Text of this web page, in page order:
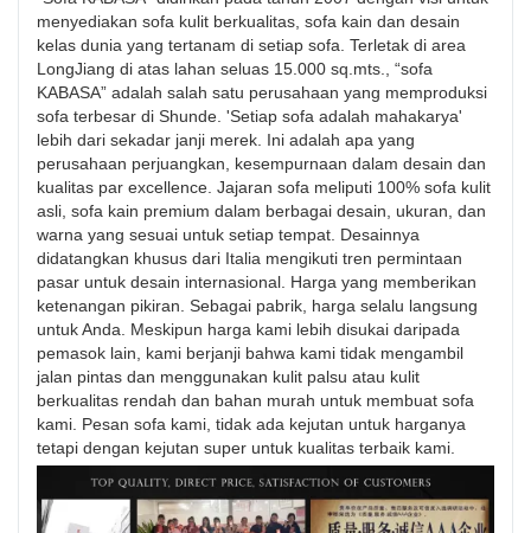
menyediakan sofa kulit berkualitas, sofa kain dan desain
kelas dunia yang tertanam di setiap sofa. Terletak di area
LongJiang di atas lahan seluas 15.000 sq.mts., “sofa
KABASA” adalah salah satu perusahaan yang memproduksi
sofa terbesar di Shunde. 'Setiap sofa adalah mahakarya'
lebih dari sekadar janji merek. Ini adalah apa yang
perusahaan perjuangkan, kesempurnaan dalam desain dan
kualitas par excellence. Jajaran sofa meliputi 100% sofa kulit
asli, sofa kain premium dalam berbagai desain, ukuran, dan
warna yang sesuai untuk setiap tempat. Desainnya
didatangkan khusus dari Italia mengikuti tren permintaan
pasar untuk desain internasional. Harga yang memberikan
ketenangan pikiran. Sebagai pabrik, harga selalu langsung
untuk Anda. Meskipun harga kami lebih disukai daripada
pemasok lain, kami berjanji bahwa kami tidak mengambil
jalan pintas dan menggunakan kulit palsu atau kulit
berkualitas rendah dan bahan murah untuk membuat sofa
kami. Pesan sofa kami, tidak ada kejutan untuk harganya
tetapi dengan kejutan super untuk kualitas terbaik kami.